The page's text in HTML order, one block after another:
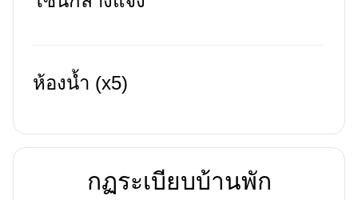
ห้องน้ำ (x5)
กฏระเบียบบ้านพัก